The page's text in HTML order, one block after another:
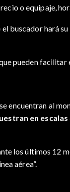
o equipaje,
hará
pueden facilitar
encuentran al
en escalas
los últimos 12
aérea”.